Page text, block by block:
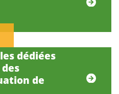
dédiées
de